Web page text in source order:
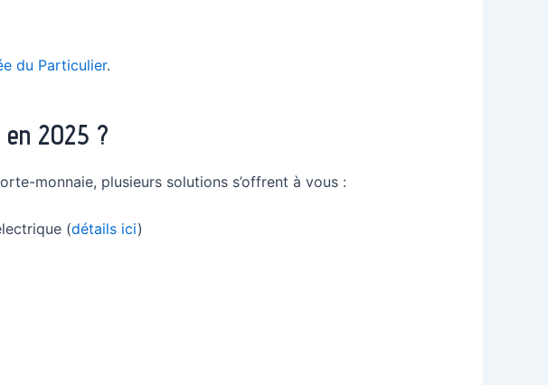
du Particulier.
2025 ?
monnaie, plusieurs solutions s’offrent à vous :
(détails ici)